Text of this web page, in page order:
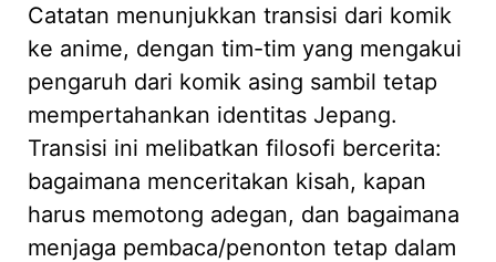
Catatan menunjukkan transisi dari komik
ke anime, dengan tim-tim yang mengakui
pengaruh dari komik asing sambil tetap
mempertahankan identitas Jepang.
Transisi ini melibatkan filosofi bercerita:
bagaimana menceritakan kisah, kapan
harus memotong adegan, dan bagaimana
menjaga pembaca/penonton tetap dalam